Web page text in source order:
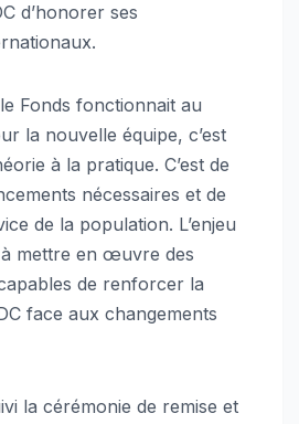
d’honorer ses
Fonds fonctionnait au
la nouvelle équipe, c’est
à la pratique. C’est de
nécessaires et de
de la population. L’enjeu
mettre en œuvre des
de renforcer la
face aux changements
la cérémonie de remise et